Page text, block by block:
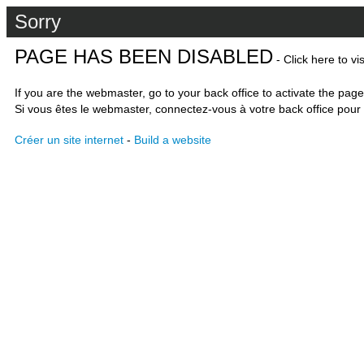
Sorry
PAGE HAS BEEN DISABLED - Click here to
If you are the webmaster, go to your back office to activate the
Si vous êtes le webmaster, connectez-vous à votre back office
Créer un site internet - Build a website